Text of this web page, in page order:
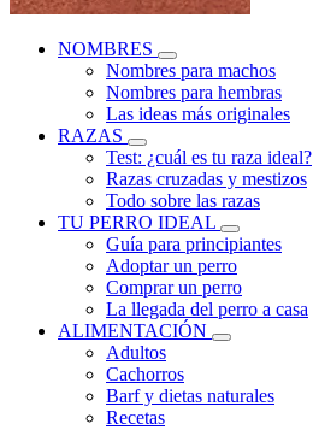
NOMBRES
Nombres para machos
Nombres para hembras
Las ideas más originales
RAZAS
Test: ¿cuál es tu raza ideal?
Razas cruzadas y mestizos
Todo sobre las razas
TU PERRO IDEAL
Guía para principiantes
Adoptar un perro
Comprar un perro
La llegada del perro a casa
ALIMENTACIÓN
Adultos
Cachorros
Barf y dietas naturales
Recetas